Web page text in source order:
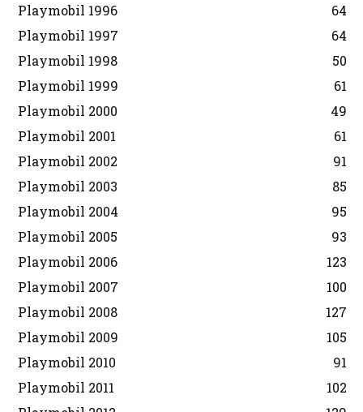
Playmobil 1996
64
Playmobil 1997
64
Playmobil 1998
50
Playmobil 1999
61
Playmobil 2000
49
Playmobil 2001
61
Playmobil 2002
91
Playmobil 2003
85
Playmobil 2004
95
Playmobil 2005
93
Playmobil 2006
123
Playmobil 2007
100
Playmobil 2008
127
Playmobil 2009
105
Playmobil 2010
91
Playmobil 2011
102